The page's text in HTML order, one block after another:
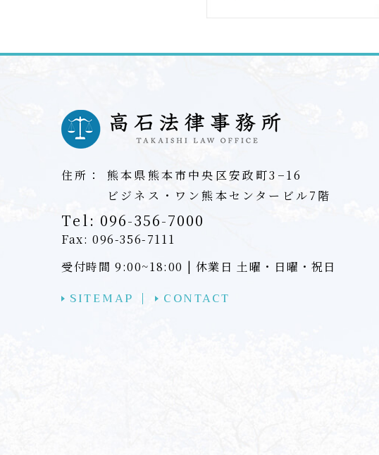
住所：
熊本県熊本市中央区安政町3−16
ビジネス・ワン熊本センタービル7階
Tel: 096-356-7000
Fax: 096-356-7111
受付時間 9:00~18:00 | 休業日 土曜・日曜・祝日
SITEMAP CONTACT